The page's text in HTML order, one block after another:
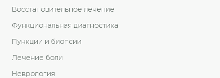
Восстановительное лечение
Функциональная диагностика
Пункции и биопсии
Лечение боли
Неврология